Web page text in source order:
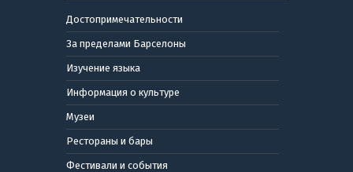
Достопримечательности
За пределами Барселоны
Изучение языка
Информация о культуре
Музеи
Рестораны и бары
Фестивали и события